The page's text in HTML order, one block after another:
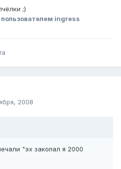
;)
пользователем ingress
2008
"эх закопал я 2000